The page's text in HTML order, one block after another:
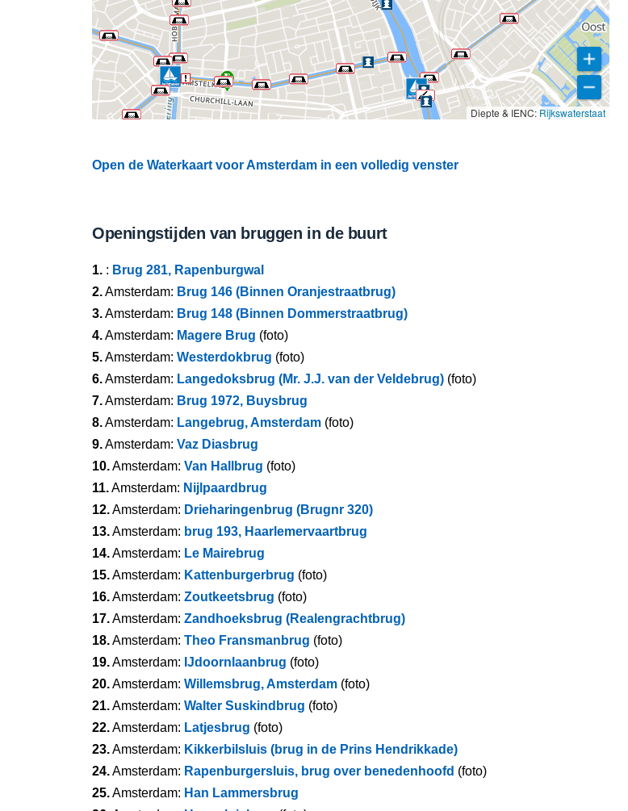
Diepte & IENC: Rijkswaterstaat
Open de Waterkaart voor Amsterdam in een volledig venster
Openingstijden van bruggen in de buurt
1. : Brug 281, Rapenburgwal
2.Amsterdam: Brug 146 (Binnen Oranjestraatbrug)
3.Amsterdam: Brug 148 (Binnen Dommerstraatbrug)
4.Amsterdam: Magere Brug (foto)
5.Amsterdam: Westerdokbrug (foto)
6.Amsterdam: Langedoksbrug (Mr. J.J. van der Veldebrug) (foto)
7.Amsterdam: Brug 1972, Buysbrug
8.Amsterdam: Langebrug, Amsterdam (foto)
9.Amsterdam: Vaz Diasbrug
10.Amsterdam: Van Hallbrug (foto)
11.Amsterdam: Nijlpaardbrug
12.Amsterdam: Drieharingenbrug (Brugnr 320)
13.Amsterdam: brug 193, Haarlemervaartbrug
14.Amsterdam: Le Mairebrug
15.Amsterdam: Kattenburgerbrug (foto)
16.Amsterdam: Zoutkeetsbrug (foto)
17.Amsterdam: Zandhoeksbrug (Realengrachtbrug)
18.Amsterdam: Theo Fransmanbrug (foto)
19.Amsterdam: IJdoornlaanbrug (foto)
20.Amsterdam: Willemsbrug, Amsterdam (foto)
21.Amsterdam: Walter Suskindbrug (foto)
22.Amsterdam: Latjesbrug (foto)
23.Amsterdam: Kikkerbilsluis (brug in de Prins Hendrikkade)
24.Amsterdam: Rapenburgersluis, brug over benedenhoofd (foto)
25.Amsterdam: Han Lammersbrug